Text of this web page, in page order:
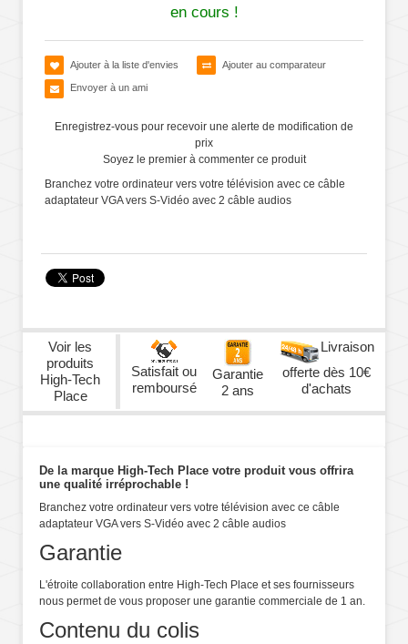
en cours !
Ajouter à la liste d'envies Ajouter au comparateur
Envoyer à un ami
Enregistrez-vous pour recevoir une alerte de modification de
prix
Soyez le premier à commenter ce produit
Branchez votre ordinateur vers votre télévision avec ce câble
adaptateur VGA vers S-Vidéo avec 2 câble audios
Voir les
produits
High-Tech
Place
Satisfait ou
remboursé
Garantie
2 ans
Livraison
offerte dès 10€
d'achats
De la marque High-Tech Place votre produit vous offrira
une qualité irréprochable !
Branchez votre ordinateur vers votre télévision avec ce câble
adaptateur VGA vers S-Vidéo avec 2 câble audios
Garantie
L'étroite collaboration entre High-Tech Place et ses fournisseurs
nous permet de vous proposer une garantie commerciale de 1 an.
Contenu du colis